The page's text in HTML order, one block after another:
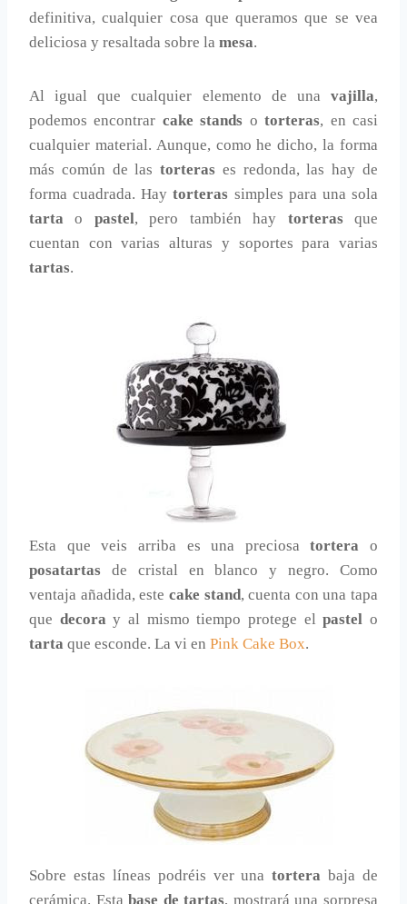
definitiva, cualquier cosa que queramos que se vea
deliciosa y resaltada sobre la mesa.
Al igual que cualquier elemento de una vajilla,
podemos encontrar cake stands otorteras, en casi
cualquier material. Aunque, como he dicho, la forma
más común de lastorteras es redonda, las hay de
forma cuadrada. Haytorteras simples para una sola
tarta o pastel, pero también hay torterasque
cuentan con varias alturas y soportes para varias
tartas.
Esta que veis arriba es una preciosatortera o
posatartas de cristal en blanco y negro. Como
ventaja añadida, este cake stand, cuenta con una tapa
que decora y al mismo tiempo protege elpastel o
tarta que esconde. La vi en Pink Cake Box.
Sobre estas líneas podréis ver unatortera baja de
cerámica. Estabase de tartas, mostrará una sorpresa